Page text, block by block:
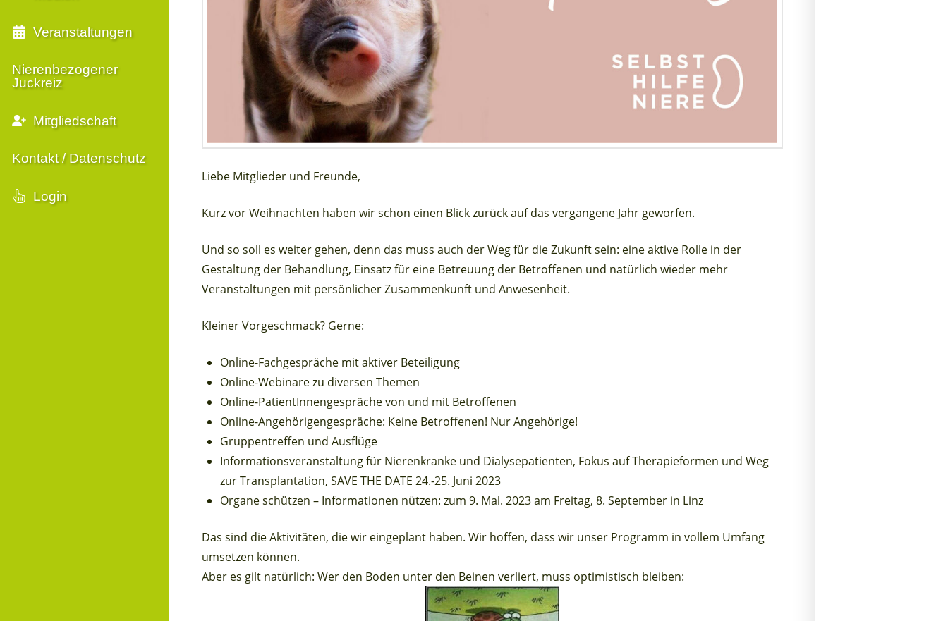
Veranstaltungen
Nierenbezogener
Juckreiz
Mitgliedschaft
Kontakt / Datenschutz
Login
Liebe Mitglieder und Freunde,
Kurz vor Weihnachten haben wir schon einen Blick zurück auf das vergangene Jahr geworfen.
Und so soll es weiter gehen, denn das muss auch der Weg für die Zukunft sein: eine aktive Rolle in der
Gestaltung der Behandlung, Einsatz für eine Betreuung der Betroffenen und natürlich wieder mehr
Veranstaltungen mit persönlicher Zusammenkunft und Anwesenheit.
Kleiner Vorgeschmack? Gerne:
Online-Fachgespräche mit aktiver Beteiligung
Online-Webinare zu diversen Themen
Online-PatientInnengespräche von und mit Betroffenen
Online-Angehörigengespräche: Keine Betroffenen! Nur Angehörige!
Gruppentreffen und Ausflüge
Informationsveranstaltung für Nierenkranke und Dialysepatienten, Fokus auf Therapieformen und Weg
zur Transplantation, SAVE THE DATE 24.-25. Juni 2023
Organe schützen – Informationen nützen: zum 9. Mal. 2023 am Freitag, 8. September in Linz
Das sind die Aktivitäten, die wir eingeplant haben. Wir hoffen, dass wir unser Programm in vollem Umfang
umsetzen können.
Aber es gilt natürlich: Wer den Boden unter den Beinen verliert, muss optimistisch bleiben: